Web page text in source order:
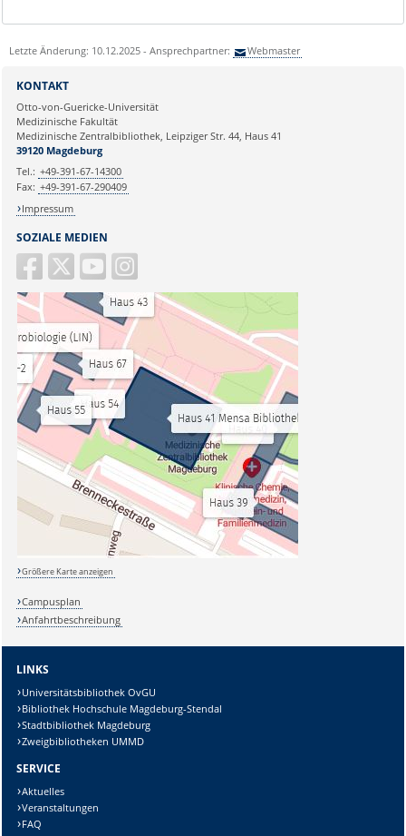
Letzte Änderung: 10.12.2025 - Ansprechpartner: Webmaster
SOZIALE MEDIEN
KONTAKT
Otto-von-Guericke-Universität
Medizinische Fakultät
Medizinische Zentralbibliothek, Leipziger Str. 44, Haus 41
39120 Magdeburg
Tel.: +49-391-67-14300
Fax: +49-391-67-290409
Impressum
Größere Karte anzeigen
Campusplan
Anfahrtbeschreibung
LINKS
Universitätsbibliothek OvGU
Bibliothek Hochschule Magdeburg-Stendal
Stadtbibliothek Magdeburg
Zweigbibliotheken UMMD
SERVICE
Aktuelles
Veranstaltungen
FAQ